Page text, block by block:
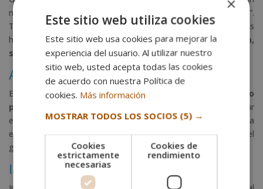
medio y un fin pero no necesariamente en ese orden”.
Tarantino es un experto en este campo. Todas las historias
han sido contadas. Así quelo importante no es la meta,
sino el camino.
Añádele tu toque personal
En vez decoger un género y añadirle un elemento
personal
, introduce tu historia en el género. Esto hará detacar
el libro entre los otros del mismo género. Tarantino toma
elementos personales y deja volar su imaginación dentro del
género elegido. Resultado: obras de arte.
Incorpora humor
Este sitio web utiliza cookies
Este sitio web usa cookies para mejorar la
experiencia del usuario. Al utilizar nuestro
sitio web, usted acepta todas las cookies
de acuerdo con nuestra Política de
cookies. Más información
MOSTRAR TODOS LOS SOCIOS (5) →
Cookies
estrictamente
necesarias
Cookies de
rendimiento